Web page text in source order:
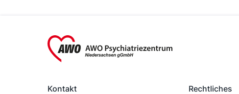
Kontakt
Rechtliches